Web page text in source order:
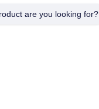
are you looking for?